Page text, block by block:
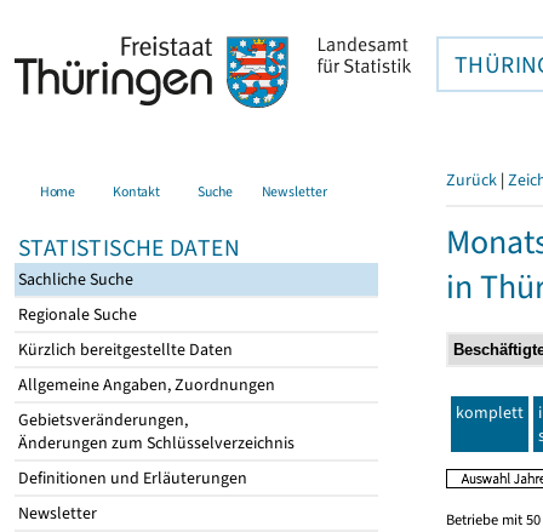
Home Kontakt Suche Newsletter
STATISTISCHE DATEN
Sachliche Suche
Regionale Suche
Kürzlich bereitgestellte Daten
Allgemeine Angaben, Zuordnungen
Gebietsveränderungen,
Änderungen zum Schlüsselverzeichnis
Definitionen und Erläuterungen
Newsletter
Zurück |
in
komplett
Betriebe mit